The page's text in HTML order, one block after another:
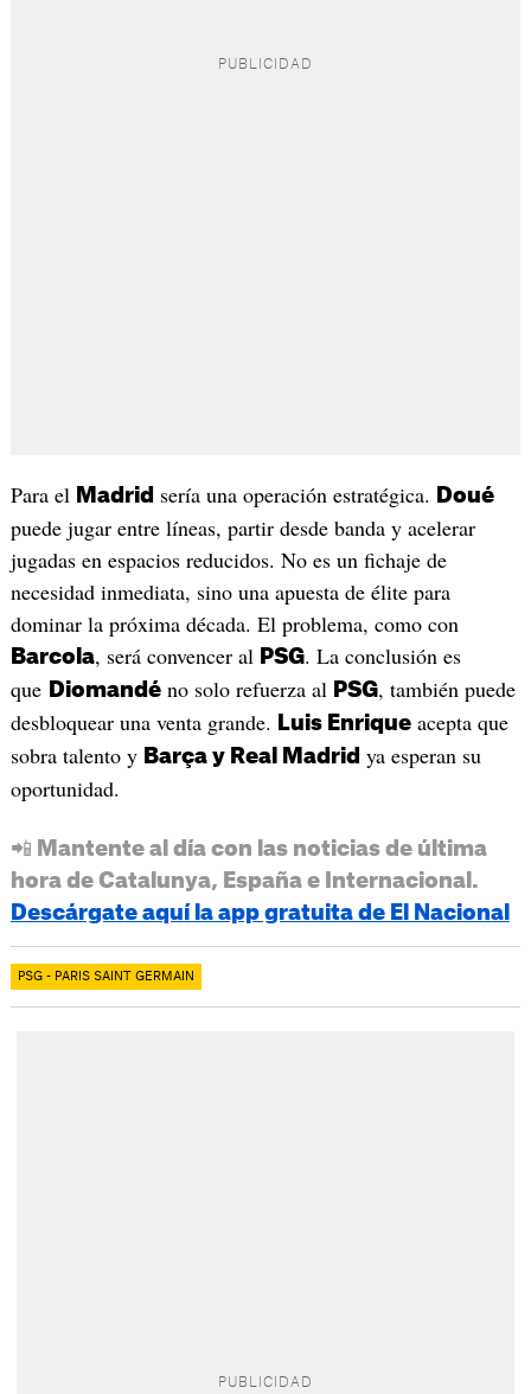
Para el Madrid sería una operación estratégica. Doué
puede jugar entre líneas, partir desde banda y acelerar
jugadas en espacios reducidos. No es un fichaje de
necesidad inmediata, sino una apuesta de élite para
dominar la próxima década. El problema, como con
Barcola, será convencer al PSG. La conclusión es
que Diomandéno solo refuerza al PSG, también puede
desbloquear una venta grande.
Luis Enriqueacepta que
sobra talento y Barça y Real Madrid ya esperan su
oportunidad.
📲 Mantente al día con las noticias de última
hora de Catalunya, España e Internacional.
Descárgate aquí la app gratuita de El Nacional
PSG - PARIS SAINT GERMAIN